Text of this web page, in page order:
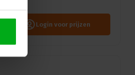
Login voor prijzen